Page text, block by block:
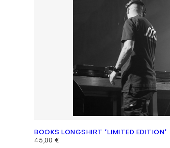
BOOKS LONGSHIRT ‘LIMITED EDITION‘
45,00€